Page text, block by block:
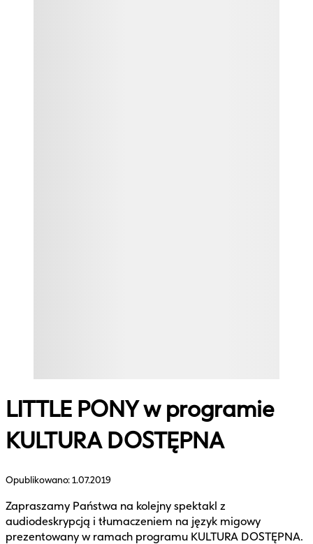
LITTLE PONY w programie
KULTURA DOSTĘPNA
Opublikowano:1.07.2019
Zapraszamy Państwa na kolejny spektakl z
audiodeskrypcją i tłumaczeniem na język migowy
prezentowany w ramach programu KULTURA DOSTĘPNA.